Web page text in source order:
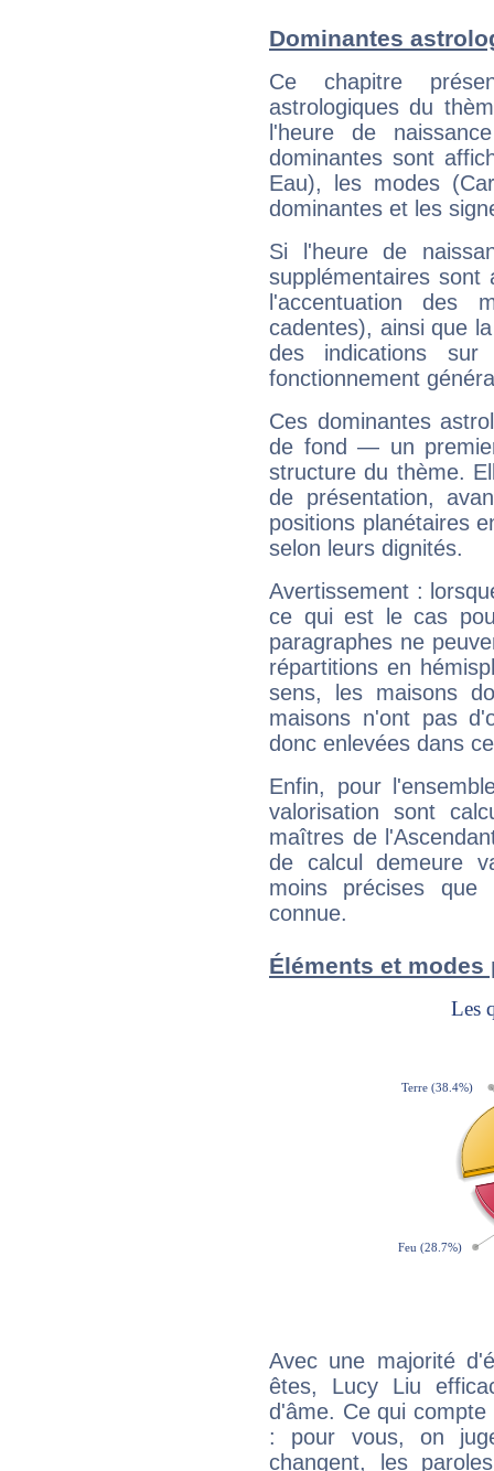
Dominantes
Ce chapitre
astrologiques du
l'heure de
dominantes sont
Eau), les modes
dominantes et les
Si l'heure de
supplémentaires sont
l'accentuation des
cadentes), ainsi que
des indications sur
fonctionnement
Ces dominantes
de fond — un
structure du thème.
de présentation,
positions planétaires
selon leurs dignités.
Avertissement :
ce qui est le cas
paragraphes ne
répartitions en
sens, les maisons
maisons n'ont pas
donc enlevées dans
Enfin, pour
valorisation sont
maîtres de
de calcul demeure
moins précises que
connue.
Éléments et
Avec une majorité
êtes, Lucy Liu
d'âme. Ce qui
: pour vous, on
changent, les